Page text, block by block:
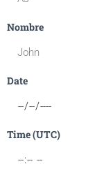
Nombre
Date
Time (UTC)